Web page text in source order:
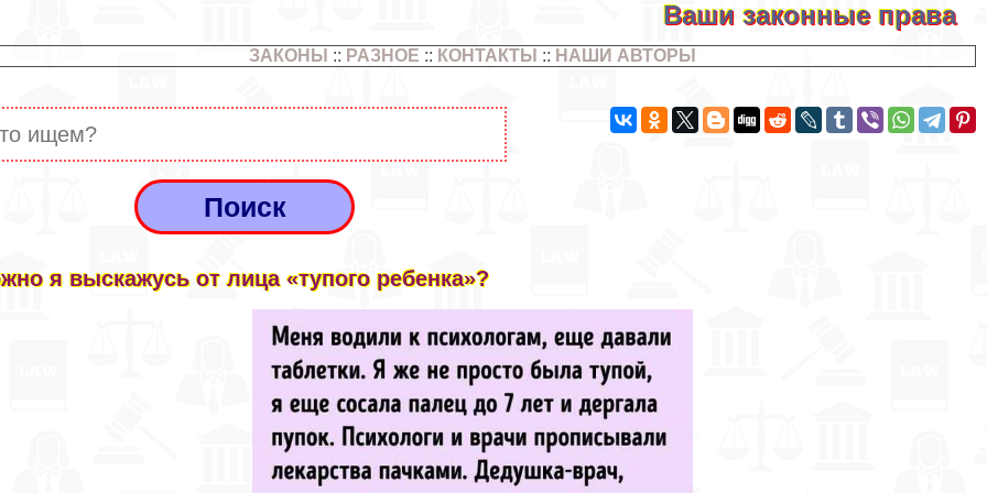
Ваши законные права
ЗАКОНЫ :: РАЗНОЕ :: КОНТАКТЫ :: НАШИ АВТОРЫ
я выскажусь от лица «тупого ребенка»?